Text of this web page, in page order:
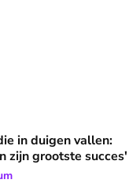
'Een mens is
in duigen vallen:
zijn grootste succes'